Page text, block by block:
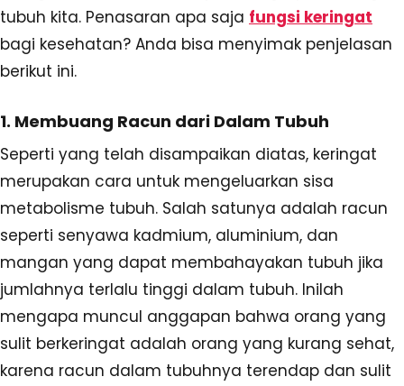
tubuh kita. Penasaran apa saja fungsi keringat
bagi kesehatan? Anda bisa menyimak penjelasan
berikut ini.
1. Membuang Racun dari Dalam Tubuh
Seperti yang telah disampaikan diatas, keringat
merupakan cara untuk mengeluarkan sisa
metabolisme tubuh. Salah satunya adalah racun
seperti senyawa kadmium, aluminium, dan
mangan yang dapat membahayakan tubuh jika
jumlahnya terlalu tinggi dalam tubuh. Inilah
mengapa muncul anggapan bahwa orang yang
sulit berkeringat adalah orang yang kurang sehat,
karena racun dalam tubuhnya terendap dan sulit